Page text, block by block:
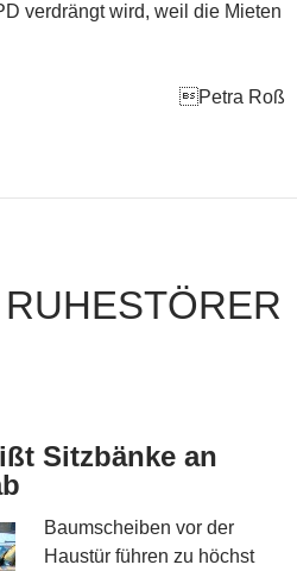
verdrängt wird, weil die Mieten
Petra Roß
Sitzbänke an
Baumscheiben vor der
Haustür führen zu höchst